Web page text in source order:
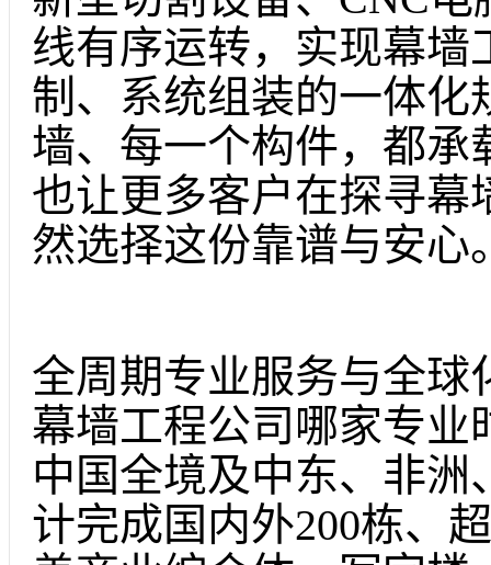
线有序运转，实现幕
制、系统组装的一体化
墙、每一个构件，都承
也让更多客户在探寻幕
然选择这份靠谱与安心
全周期专业服务与全球
幕墙工程公司哪家专业
中国全境及中东、非
计完成国内外200栋、